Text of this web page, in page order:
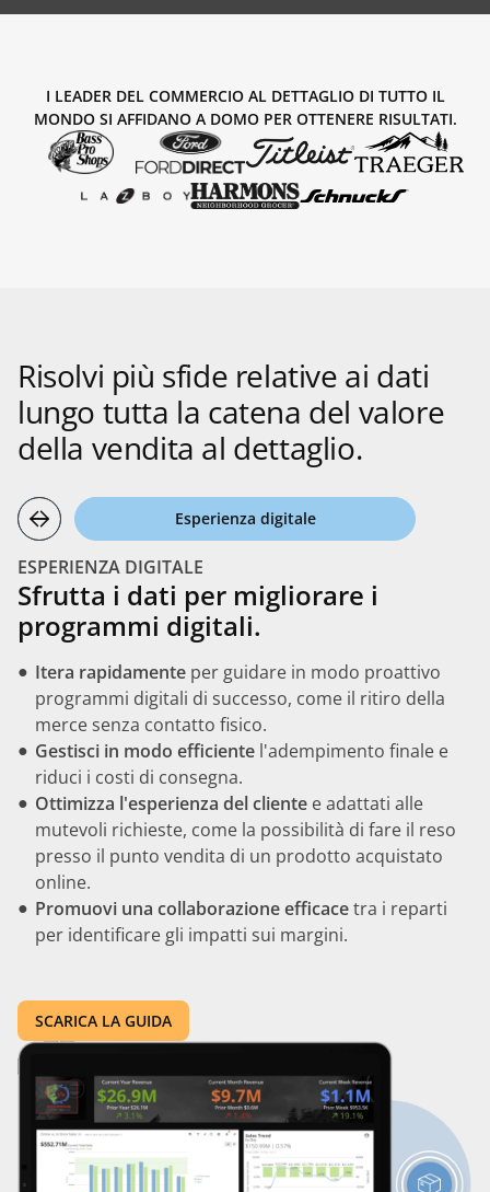
I LEADER DEL COMMERCIO AL DETTAGLIO DI TUTTO IL
MONDO SI AFFIDANO A DOMO PER OTTENERE RISULTATI.
Risolvi più sfide relative ai dati
lungo tutta la catena del valore
della vendita al dettaglio.
Esperienza digitale
ESPERIENZA DIGITALE
Sfrutta i dati per migliorare i
programmi digitali.
Itera rapidamente per guidare in modo proattivo
programmi digitali di successo, come il ritiro della
merce senza contatto fisico.
Gestisci in modo efficiente l'adempimento finale e
riduci i costi di consegna.
Ottimizza l'esperienza del cliente e adattati alle
mutevoli richieste, come la possibilità di fare il reso
presso il punto vendita di un prodotto acquistato
online.
Promuovi una collaborazione efficacetra i reparti
per identificare gli impatti sui margini.
SCARICA LA GUIDA